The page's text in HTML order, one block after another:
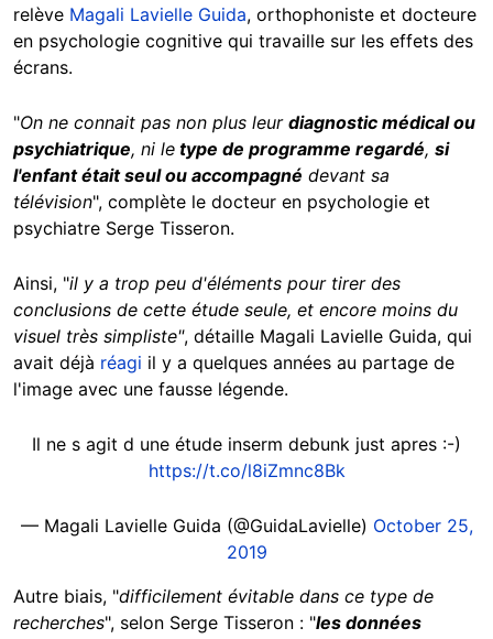
relève Magali Lavielle Guida, orthophoniste et docteure
en psychologie cognitive qui travaille sur les effets des
écrans.
"On ne connait pas non plus leur diagnostic médical ou
psychiatrique, ni le type de programme regardé, si
l'enfant était seul ou accompagné devant sa
télévision", complète le docteur en psychologie et
psychiatre Serge Tisseron.
Ainsi, "il y a trop peu d'éléments pour tirer des
conclusions de cette étude seule, et encore moins du
visuel très simpliste", détaille Magali Lavielle Guida, qui
avait déjà réagi il y a quelques années au partage de
l'image avec une fausse légende.
Il ne s agit d une étude inserm debunk just apres :-)
https://t.co/l8iZmnc8Bk
— Magali Lavielle Guida (@GuidaLavielle) October 25,
2019
Autre biais, "difficilement évitable dans ce type de
recherches", selon Serge Tisseron : "les données